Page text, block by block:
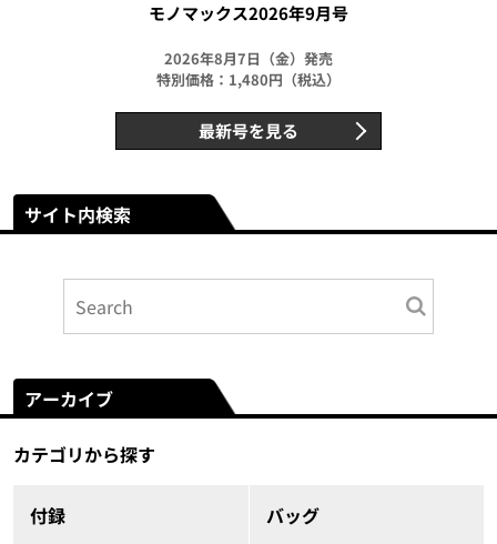
モノマックス2026年9月号
2026年8月7日（金）発売
特別価格：1,480円（税込）
最新号を見る
サイト内検索
アーカイブ
カテゴリから探す
付録 バッグ